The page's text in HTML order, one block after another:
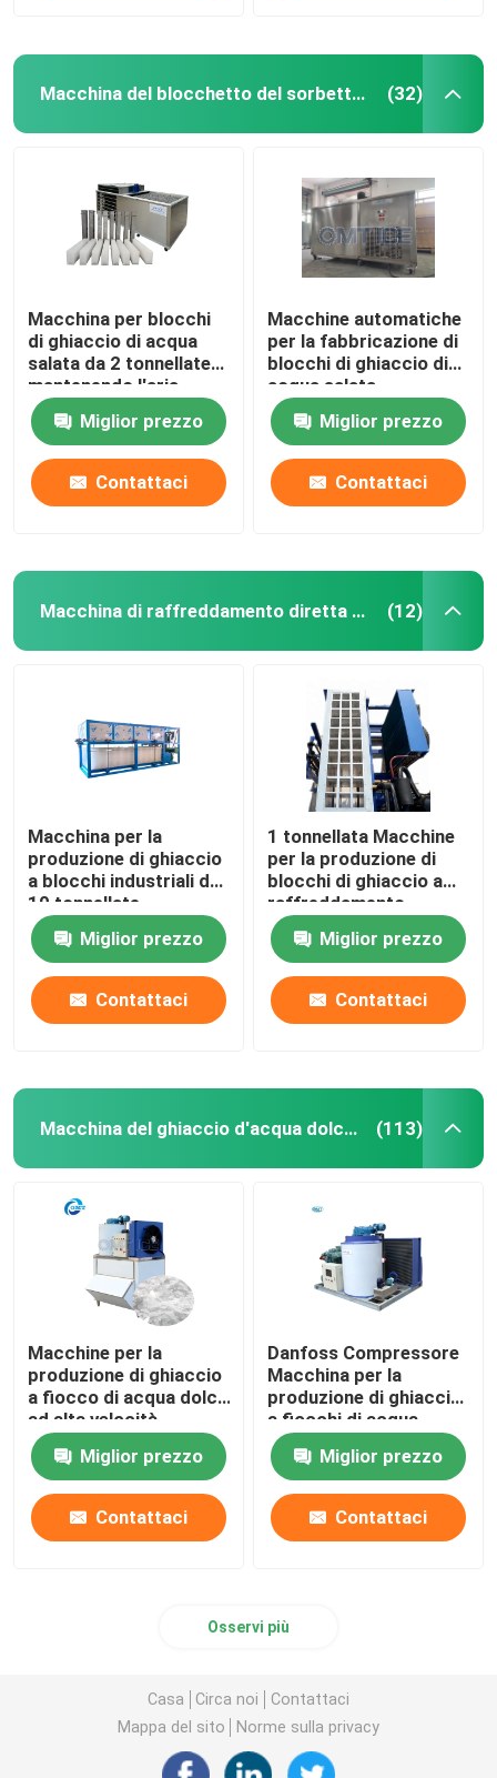
Macchina del blocchetto del sorbetto del sale (32)
Macchina per blocchi
di ghiaccio di acqua
salata da 2 tonnellate
mantenendo l'aria
fresca raffreddata
Miglior prezzo
Contattaci
Macchine automatiche
per la fabbricazione di
blocchi di ghiaccio di
acqua salata
Miglior prezzo
Contattaci
Macchina di raffreddamento diretta del blocco di ghiaccio (12)
Macchina per la
produzione di ghiaccio
a blocchi industriali da
10 tonnellate
Miglior prezzo
Contattaci
1 tonnellata Macchine
per la produzione di
blocchi di ghiaccio a
raffreddamento
diretto Pesca
Macchine per la
produzione di blocchi
di ghiaccio industriali
Miglior prezzo
Contattaci
Macchina del ghiaccio d'acqua dolce del fiocco (113)
Macchine per la
produzione di ghiaccio
a fiocco di acqua dolce
ad alta velocità
Macchine per la
produzione di ghiaccio
a fiocco commerciale
Risparmio energetico
Miglior prezzo
Contattaci
Danfoss Compressore
Macchina per la
produzione di ghiaccio
a fiocchi di acqua
dolce 3 tonnellate
Macchina per la
produzione di ghiaccio
a fiocchi di frutti di
mare
Miglior prezzo
Contattaci
Osservi più
Casa Circa noi
Contattaci
Mappa del sito
Norme sulla privacy